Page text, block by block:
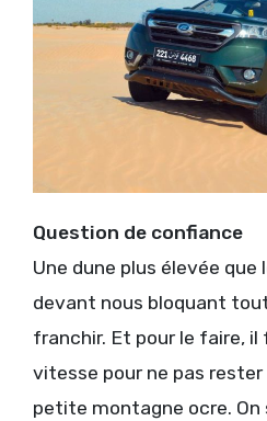
Question de confiance
Une dune plus élevée que
devant nous bloquant
franchir. Et pour le faire, il
vitesse pour ne pas
petite montagne ocre. On